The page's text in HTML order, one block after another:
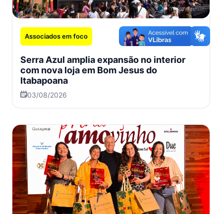
Associados em foco
Serra Azul amplia expansão no interior
com nova loja em Bom Jesus do
Itabapoana
03/08/2026